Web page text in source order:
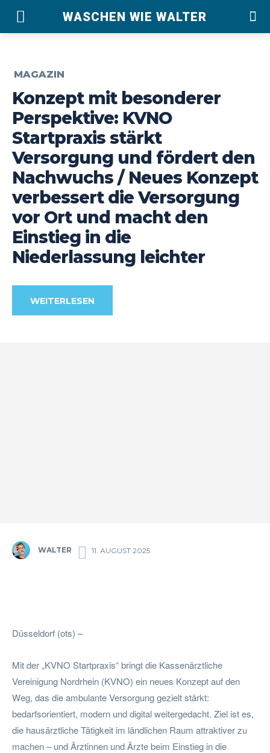
WASCHEN WIE WALTER
MAGAZIN
Konzept mit besonderer
Perspektive: KVNO
Startpraxis stärkt
Versorgung und fördert den
Nachwuchs / Neues Konzept
verbessert die Versorgung
vor Ort und macht den
Einstieg in die
Niederlassung leichter
WEITERLESEN
WALTER 11. AUGUST 2025
Düsseldorf (ots) –
Mit der „KVNO Startpraxis“ bringt die Kassenärztliche
Vereinigung Nordrhein (KVNO) ein neues Konzept auf den
Weg, das die ambulante Versorgung gezielt stärkt:
bedarfsorientiert, modern und digital weitergedacht. Ziel ist es,
die hausärztliche Tätigkeit im ländlichen Raum attraktiver zu
machen – und Ärztinnen und Ärzte beim Einstieg in die